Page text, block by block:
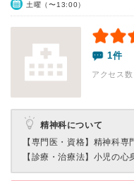
土曜（〜13:00）
1件
アクセス
精神科について
【専門医・資格】 精神科専
【診療・治療法】 小児の心